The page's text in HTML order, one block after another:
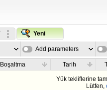
Yeni
Add parameters
Boşaltma Tarih
Yük tekliflerine
Lütfen,